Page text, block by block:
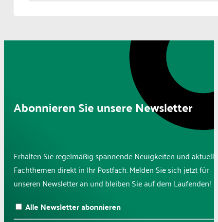
Abonnieren Sie unsere Newsletter
Erhalten Sie regelmäßig spannende Neuigkeiten und aktuelle
Fachthemen direkt in Ihr Postfach. Melden Sie sich jetzt für
unseren Newsletter an und bleiben Sie auf dem Laufenden!
Alle Newsletter abonnieren